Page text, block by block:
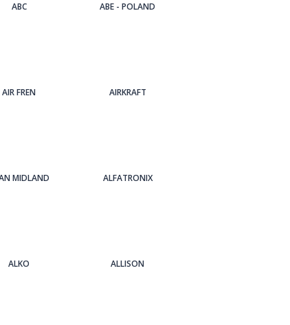
ABC ABE - POLAND
AIR FREN AIRKRAFT
MIDLAND ALFATRONIX
ALKO ALLISON